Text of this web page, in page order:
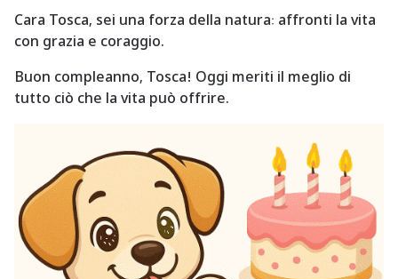
Cara Tosca, sei una forza della natura: affronti la vita
con grazia e coraggio.
Buon compleanno, Tosca! Oggi meriti il meglio di
tutto ciò che la vita può offrire.